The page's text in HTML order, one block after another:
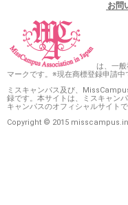
お問
は、一
マークです。※現在商標登録申請中
ミスキャンパス及び、
録です。本サイトは、ミスキャン
キャンパスのオフィシャルサイトで
Copyright © 2015